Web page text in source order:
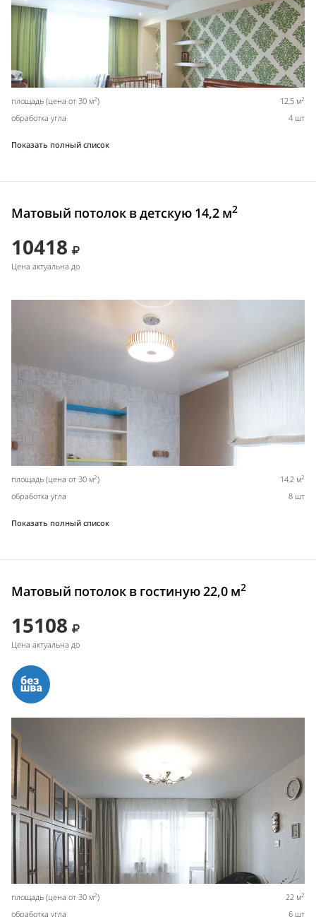
площадь (цена от 30 м2) 12,5 м2
обработка угла 4 шт
Показать полный список
Матовый потолок в детскую 14,2 м2
10418
Цена актуальна до
площадь (цена от 30 м2) 14,2 м2
обработка угла 8 шт
Показать полный список
Матовый потолок в гостиную 22,0 м2
15108
Цена актуальна до
площадь (цена от 30 м2) 22 м2
обработка угла 6 шт